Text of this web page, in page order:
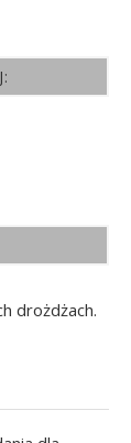
drożdżach.